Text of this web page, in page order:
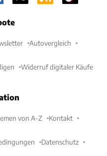
Autovergleich
Widerruf digitaler Käufe
von A-Z Kontakt
Datenschutz